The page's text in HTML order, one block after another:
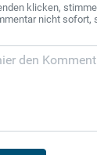
klicken,
nicht sofort,